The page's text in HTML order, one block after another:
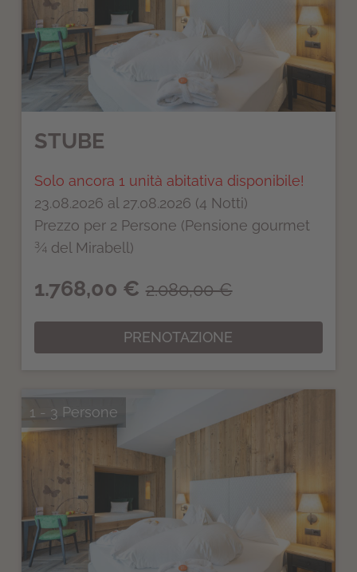
STUBE
Solo ancora 1 unità abitativa disponibile!
23.08.2026 al 27.08.2026 (4 Notti)
Prezzo per 2 Persone (Pensione gourmet
¾ del Mirabell)
1.768,00 € 2.080,00 €
PRENOTAZIONE
1 - 3 Persone